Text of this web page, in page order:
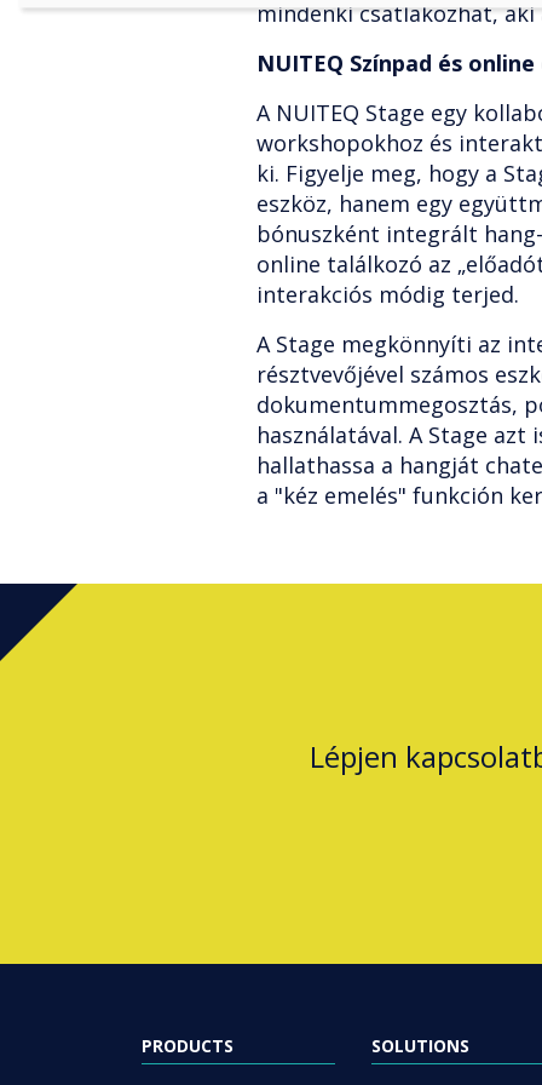
mindenki csatlakozhat, aki
NUITEQ Színpad és
A NUITEQ Stage egy
workshopokhoz és
ki. Figyelje meg, hogy a
eszköz, hanem egy
bónuszként integrált
online találkozó az
interakciós módig terjed.
A Stage megkönnyíti az
résztvevőjével számos
dokumentummegosztás,
használatával. A Stage
hallathassa a hangját
a "kéz emelés" funkción
Lépjen
PRODUCTS SOLUTIONS